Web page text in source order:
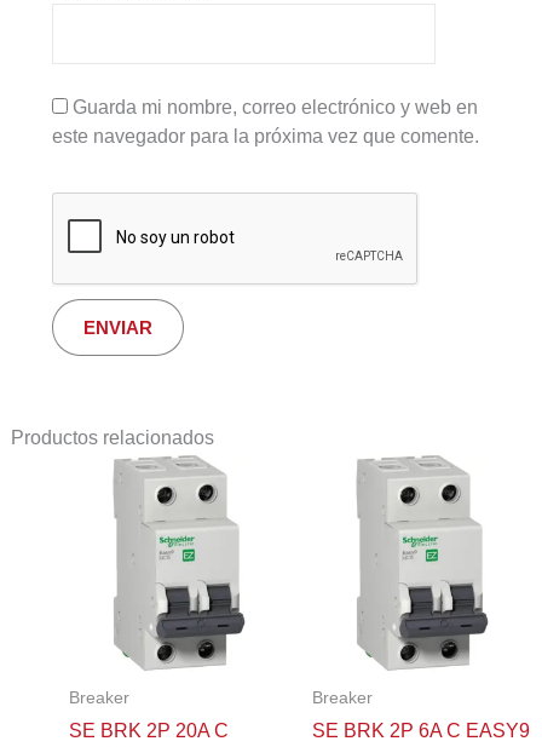
Guarda mi nombre, correo electrónico y web en
este navegador para la próxima vez que comente.
Productos relacionados
Breaker
SE BRK 2P 20A C
Breaker
SE BRK 2P 6A C EASY9